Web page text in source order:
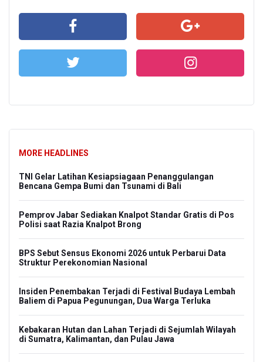
MORE HEADLINES
TNI Gelar Latihan Kesiapsiagaan Penanggulangan
Bencana Gempa Bumi dan Tsunami di Bali
Pemprov Jabar Sediakan Knalpot Standar Gratis di Pos
Polisi saat Razia Knalpot Brong
BPS Sebut Sensus Ekonomi 2026 untuk Perbarui Data
Struktur Perekonomian Nasional
Insiden Penembakan Terjadi di Festival Budaya Lembah
Baliem di Papua Pegunungan, Dua Warga Terluka
Kebakaran Hutan dan Lahan Terjadi di Sejumlah Wilayah
di Sumatra, Kalimantan, dan Pulau Jawa